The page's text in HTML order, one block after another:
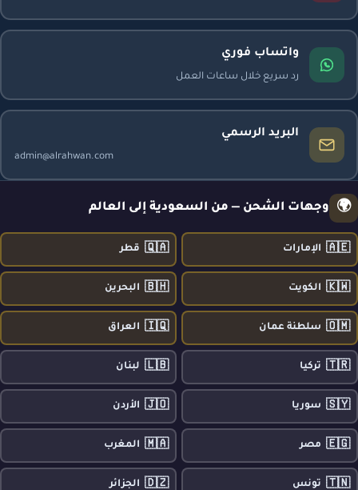
واتساب فوري
رد سريع خلال ساعات العمل
البريد الرسمي
admin@alrahwan.com
🌍 وجهات الشحن — من السعودية إلى العالم
🇦🇪 الإمارات 🇶🇦 قطر
🇰🇼 الكويت 🇧🇭 البحرين
🇴🇲 سلطنة عمان 🇮🇶 العراق
🇹🇷 تركيا 🇱🇧 لبنان
🇸🇾 سوريا 🇯🇴 الأردن
🇪🇬 مصر 🇲🇦 المغرب
🇹🇳 تونس 🇩🇿 الجزائر